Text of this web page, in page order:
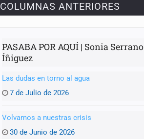
COLUMNAS ANTERIORES
PASABA POR AQUÍ | Sonia Serrano
Íñiguez
Las dudas en torno al agua
7 de Julio de 2026
Volvamos a nuestras crisis
30 de Junio de 2026